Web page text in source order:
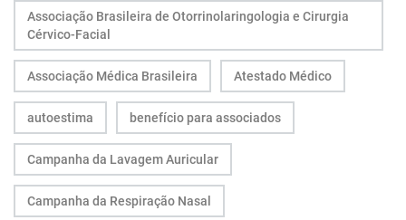
Associação Brasileira de Otorrinolaringologia e Cirurgia
Cérvico-Facial
Associação Médica Brasileira Atestado Médico
autoestima benefício para associados
Campanha da Lavagem Auricular
Campanha da Respiração Nasal